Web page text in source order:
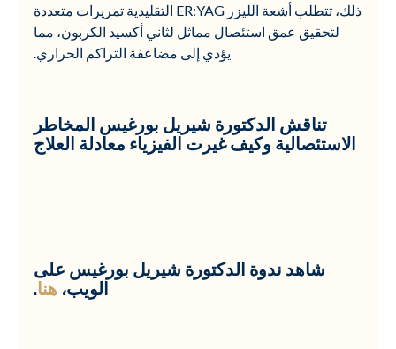
ذلك، تتطلب أشعة الليزر ER:YAG التقليدية تمريرات متعددة
لتحقيق عمق استئصال مماثل لثاني أكسيد الكربون، مما
يؤدي إلى مضاعفة التراكم الحراري.
تناقش الدكتورة شيريل بورغيس المخاطر
الاستئصالية وكيف غيرت الفيزياء معادلة العلاج
شاهد ندوة الدكتورة شيريل بورغيس على
الويب، هنا.